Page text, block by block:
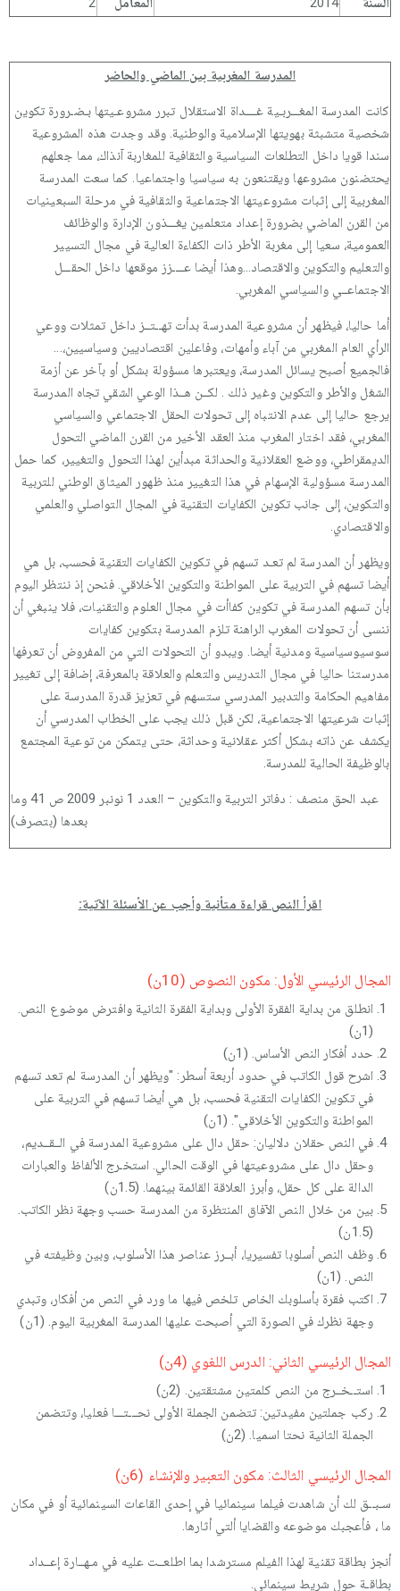
المدرسة المغربية بين الماضي والحاضر
كانت المدرسة المغـــربـية غــــداة الاستقلال تبرر مشروعـيتها بـضـرورة تكوين
شخصية متشبثة بهويتها الإسلامية والوطنية. وقد وجدت هذه المشروعية
سندا قويا داخل التطلعات السياسية والثقافية للمغاربة آنذاك، مما جعلهم
يحتضنون مشروعها ويقتنعون به سياسيا واجتماعيا. كما سعت المدرسة
المغربية إلى إثبات مشروعيتها الاجتماعية والثقافية في مرحلة السبعينيات
من القرن الماضي بضرورة إعداد متعلمين يغـــذون الإدارة والوظائف
العمومية، سعيا إلى مغربة الأطر ذات الكفاءة العالية في مجال التسيير
والتعليم والتكوين والاقتصاد...وهذا أيضا عــــزز موقعها داخل الحقـــل
الاجتماعــي والسياسي المغربي.
أما حاليا، فيظهر أن مشروعية المدرسة بدأت تهــتــز داخل تمثلات ووعي
الرأي العام المغربي من آباء وأمهات، وفاعلين اقتصاديين وسياسيين،...
فالجميع أصبح يسائل المدرسة، ويعتبرها مسؤولة بشكل أو بآخر عن أزمة
الشغل والأطر والتكوين وغير ذلك . لكــن هــذا الوعي الشقي تجاه المدرسة
يرجع حاليا إلى عدم الانتباه إلى تحولات الحقل الاجتماعي والسياسي
المغربي، فقد اختار المغرب منذ العقد الأخير من القرن الماضي التحول
الديمقراطي، ووضع العقلانية والحداثة مبدأين لهذا التحول والتغيير، كما حمل
المدرسة مسؤولية الإسهام في هذا التغيير منذ ظهور الميثاق الوطني للتربية
والتكوين، إلى جانب تكوين الكفايات التقنية في المجال التواصلي والعلمي
والاقتصادي.
ويظهر أن المدرسة لم تعـد تسهم في تكوين الكفايات التقنية فحسب، بل هي
أيضا تسهم في التربية على المواطنة والتكوين الأخلاقي. فنحن إذ ننتظر اليوم
بأن تسهم المدرسة في تكوين كفاأت في مجال العلوم والتقنيات، فلا ينبغي أن
ننسى أن تحولات المغرب الراهنة تلزم المدرسة بتكوين كفايات
سوسيوسياسية ومدنية أيضا. ويبدو أن التحولات التي من المفروض أن تعرفها
مدرستنا حاليا في مجال التدريس والتعلم والعلاقة بالمعرفة، إضافة إلى تغيير
مفاهيم الحكامة والتدبير المدرسي ستسهم في تعزيز قدرة المدرسة على
إثبات شرعيتها الاجتماعية، لكن قبل ذلك يجب على الخطاب المدرسي أن
يكشف عن ذاته بشكل أكثر عقلانية وحداثة، حتى يتمكن من توعية المجتمع
بالوظيفة الحالية للمدرسة.
عبد الحق منصف : دفاتر التربية والتكوين – العدد 1 نونبر 2009 ص 41 وما
بعدها (بتصرف)
اقرأ النص قراءة متأنية وأجب عن الأسئلة الآتية:
المجال الرئيسي الأول: مكون النصوص (10ن)
انطلق من بداية الفقرة الأولى وبداية الفقرة الثانية وافترض موضوع النص.
(1ن)
حدد أفكار النص الأساس. (1ن)
اشرح قول الكاتب في حدود أربعة أسطر: "ويظهر أن المدرسة لم تعد تسهم
في تكوين الكفايات التقنية فحسب، بل هي أيضا تسهم في التربية على
المواطنة والتكوين الأخلاقي". (1ن)
في النص حقلان دلاليان: حقل دال على مشروعية المدرسة في الــقــديم،
وحقل دال على مشروعيتها في الوقت الحالي. استخـرج الألفاظ والعبارات
الدالة على كل حقل، وأبرز العلاقة القائمة بينهما. (1.5ن)
بين من خلال النص الآفاق المنتظرة من المدرسة حسب وجهة نظر الكاتب.
(1.5ن)
وظف النص أسلوبا تفسيريا، أبــرز عناصر هذا الأسلوب، وبين وظيفته في
النص. (1ن)
اكتب فقرة بأسلوبك الخاص تلخص فيها ما ورد في النص من أفكار، وتبدي
وجهة نظرك في الصورة التي أصبحت عليها المدرسة المغربية اليوم. (1ن)
المجال الرئيسي الثاني: الدرس اللغوي (4ن)
استــخــرج من النص كلمتين مشتقتين. (2ن)
ركب جملتين مفيدتين: تتضمن الجملة الأولى نحـــتـــا فعليا، وتتضمن
الجملة الثانية نحتا اسميا. (2ن)
المجال الرئيسي الثالث: مكون التعبير والإنشاء (6ن)
سـبــق لك أن شاهدت فيلما سينمائيا في إحدى القاعات السينمائية أو في مكان
ما ، فأعجبك موضوعه والقضايا ألتي أثارها.
أنجز بطاقة تقنية لهذا الفيلم مسترشدا بما اطلعــت عليه في مـهــارة إعــداد
بطاقـة حول شريط سينمائي.